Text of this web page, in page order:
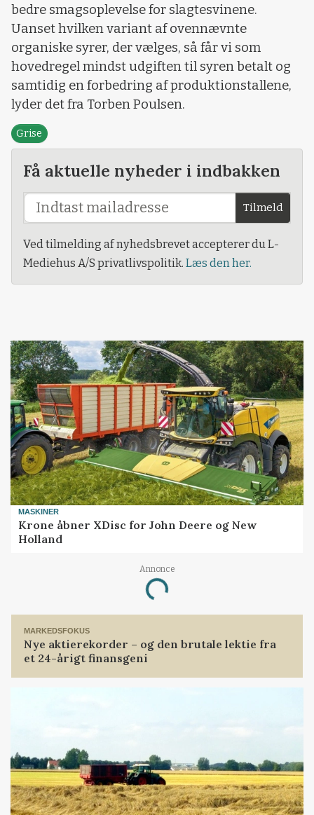
bedre smagsoplevelse for slagtesvinene.
Uanset hvilken variant af ovennævnte
organiske syrer, der vælges, så får vi som
hovedregel mindst udgiften til syren betalt og
samtidig en forbedring af produktionstallene,
lyder det fra Torben Poulsen.
Grise
Få aktuelle nyheder i indbakken
Tilmeld
Ved tilmelding af nyhedsbrevet accepterer du L-
Mediehus A/S privatlivspolitik. Læs den her.
MASKINER
Krone åbner XDisc for John Deere og New
Holland
Annonce
Loading...
MARKEDSFOKUS
Nye aktierekorder – og den brutale lektie fra
et 24-årigt finansgeni